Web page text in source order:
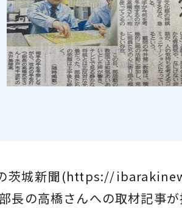
茨城新聞(https://
長の高橋さんへの取材記事